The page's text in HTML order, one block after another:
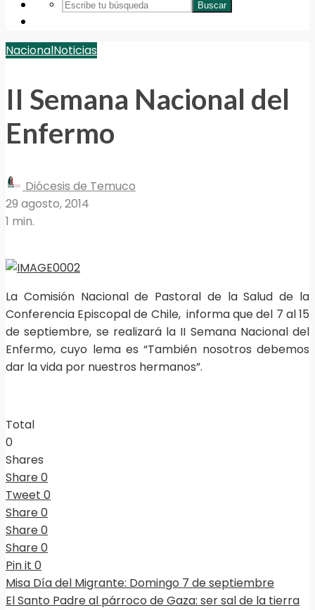
Buscar
NacionalNoticias
II Semana Nacional del
Enfermo
Diócesis de Temuco
29 agosto, 2014
1 min.
La Comisión Nacional de Pastoral de la Salud de la
Conferencia Episcopal de Chile, informa que del 7 al 15
de septiembre, se realizará la II Semana Nacional del
Enfermo, cuyo lema es “También nosotros debemos
dar la vida por nuestros hermanos”.
Total
0
Shares
Share0
Tweet 0
Share0
Share0
Share0
Pin it 0
Misa Día del Migrante: Domingo 7 de septiembre
El Santo Padre al párroco de Gaza: ser sal de la tierra